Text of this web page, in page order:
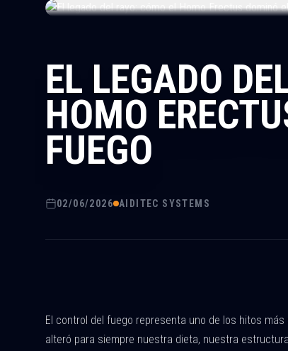
EL LEGADO
HOMO
FUEGO
02/06/2026 AIDITEC SYSTEMS
El control del fuego representa uno de los hitos
alteró para siempre nuestra dieta, nuestra